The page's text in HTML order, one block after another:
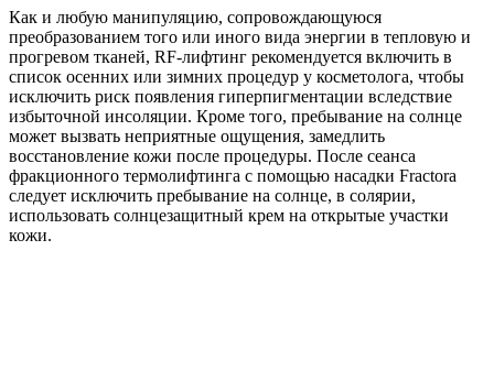
Как и любую манипуляцию, сопровождающуюся
преобразованием того или иного вида энергии в тепловую и
прогревом тканей, RF-лифтинг рекомендуется включить в
список осенних или зимних процедур у косметолога, чтобы
исключить риск появления гиперпигментации вследствие
избыточной инсоляции. Кроме того, пребывание на солнце
может вызвать неприятные ощущения, замедлить
восстановление кожи после процедуры. После сеанса
фракционного термолифтинга с помощью насадки Fractora
следует исключить пребывание на солнце, в солярии,
использовать солнцезащитный крем на открытые участки
кожи.